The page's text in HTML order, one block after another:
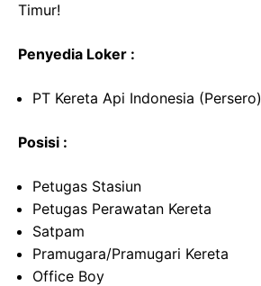
Timur!
Penyedia Loker :
PT Kereta Api Indonesia (Persero)
Posisi :
Petugas Stasiun
Petugas Perawatan Kereta
Satpam
Pramugara/Pramugari Kereta
Office Boy